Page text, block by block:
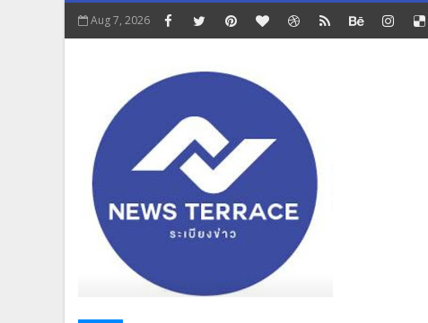
Aug 7, 2026